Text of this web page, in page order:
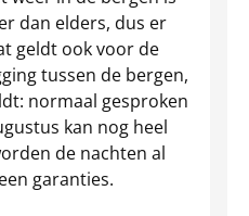
dan elders, dus er
geldt ook voor de
tussen de bergen,
normaal gesproken
kan nog heel
de nachten al
garanties.